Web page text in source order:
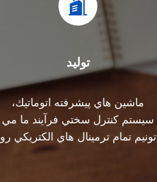
تولید
ماشين هاي پیشرفته اتوماتيك،
سيستم کنترل سختي فرآیند ما مي
تونيم تمام ترمينال هاي الکتريکي رو
فراتر از نياز شما بسازيم